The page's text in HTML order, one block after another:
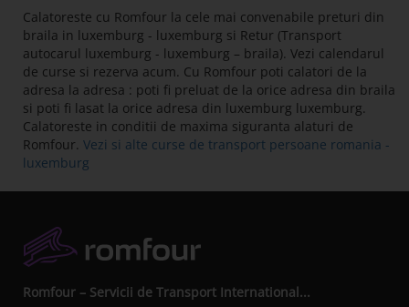
Calatoreste cu Romfour la cele mai convenabile preturi din
braila in luxemburg - luxemburg si Retur (Transport
autocarul luxemburg - luxemburg – braila). Vezi calendarul
de curse si rezerva acum. Cu Romfour poti calatori de la
adresa la adresa : poti fi preluat de la orice adresa din braila
si poti fi lasat la orice adresa din luxemburg luxemburg.
Calatoreste in conditii de maxima siguranta alaturi de
Romfour. Vezi si alte curse de transport persoane romania -
luxemburg
Romfour – Servicii de Transport International...